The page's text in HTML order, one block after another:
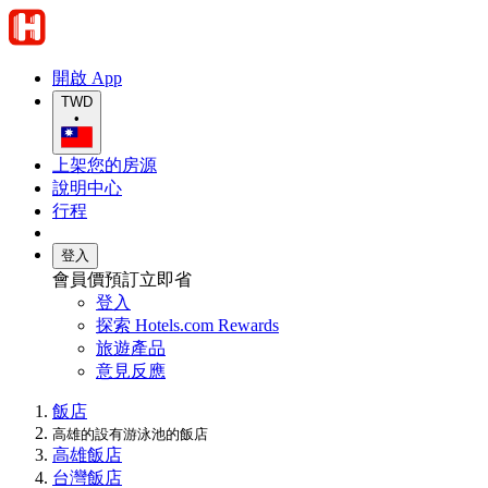
開啟 App
TWD
•
上架您的房源
說明中心
行程
登入
會員價預訂立即省
登入
探索 Hotels.com Rewards
旅遊產品
意見反應
飯店
高雄的設有游泳池的飯店
高雄飯店
台灣飯店